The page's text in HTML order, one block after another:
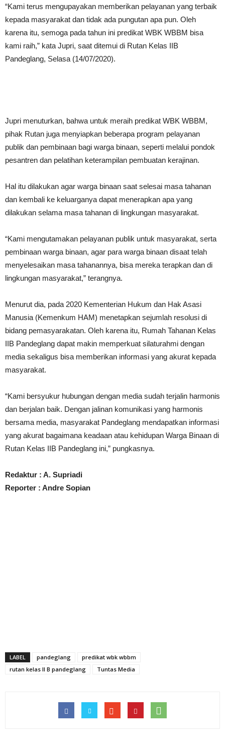
“Kami terus mengupayakan memberikan pelayanan yang terbaik
kepada masyarakat dan tidak ada pungutan apa pun. Oleh
karena itu, semoga pada tahun ini predikat WBK WBBM bisa
kami raih,” kata Jupri, saat ditemui di Rutan Kelas IIB
Pandeglang, Selasa (14/07/2020).
Jupri menuturkan, bahwa untuk meraih predikat WBK WBBM,
pihak Rutan juga menyiapkan beberapa program pelayanan
publik dan pembinaan bagi warga binaan, seperti melalui pondok
pesantren dan pelatihan keterampilan pembuatan kerajinan.
Hal itu dilakukan agar warga binaan saat selesai masa tahanan
dan kembali ke keluarganya dapat menerapkan apa yang
dilakukan selama masa tahanan di lingkungan masyarakat.
“Kami mengutamakan pelayanan publik untuk masyarakat, serta
pembinaan warga binaan, agar para warga binaan disaat telah
menyelesaikan masa tahanannya, bisa mereka terapkan dan di
lingkungan masyarakat,” terangnya.
Menurut dia, pada 2020 Kementerian Hukum dan Hak Asasi
Manusia (Kemenkum HAM) menetapkan sejumlah resolusi di
bidang pemasyarakatan. Oleh karena itu, Rumah Tahanan Kelas
IIB Pandeglang dapat makin memperkuat silaturahmi dengan
media sekaligus bisa memberikan informasi yang akurat kepada
masyarakat.
“Kami bersyukur hubungan dengan media sudah terjalin harmonis
dan berjalan baik. Dengan jalinan komunikasi yang harmonis
bersama media, masyarakat Pandeglang mendapatkan informasi
yang akurat bagaimana keadaan atau kehidupan Warga Binaan di
Rutan Kelas IIB Pandeglang ini,” pungkasnya.
Redaktur : A. Supriadi
Reporter : Andre Sopian
LABEL pandeglang
predikat wbk wbbm
rutan kelas II B pandeglang
Tuntas Media